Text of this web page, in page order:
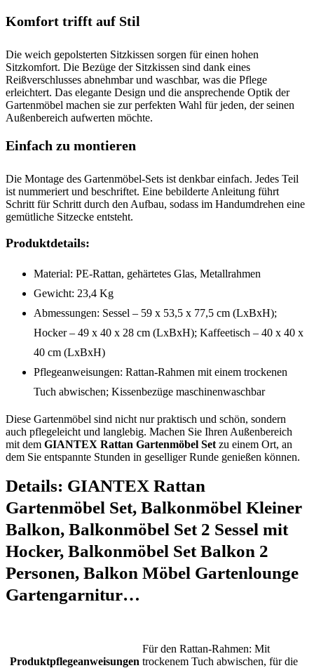
Komfort trifft auf Stil
Die weich gepolsterten Sitzkissen sorgen für einen hohen
Sitzkomfort. Die Bezüge der Sitzkissen sind dank eines
Reißverschlusses abnehmbar und waschbar, was die Pflege
erleichtert. Das elegante Design und die ansprechende Optik der
Gartenmöbel machen sie zur perfekten Wahl für jeden, der seinen
Außenbereich aufwerten möchte.
Einfach zu montieren
Die Montage des Gartenmöbel-Sets ist denkbar einfach. Jedes Teil
ist nummeriert und beschriftet. Eine bebilderte Anleitung führt
Schritt für Schritt durch den Aufbau, sodass im Handumdrehen eine
gemütliche Sitzecke entsteht.
Produktdetails:
Material: PE-Rattan, gehärtetes Glas, Metallrahmen
Gewicht: 23,4 Kg
Abmessungen: Sessel – 59 x 53,5 x 77,5 cm (LxBxH);
Hocker – 49 x 40 x 28 cm (LxBxH); Kaffeetisch – 40 x 40 x
40 cm (LxBxH)
Pflegeanweisungen: Rattan-Rahmen mit einem trockenen
Tuch abwischen; Kissenbezüge maschinenwaschbar
Diese Gartenmöbel sind nicht nur praktisch und schön, sondern
auch pflegeleicht und langlebig. Machen Sie Ihren Außenbereich
mit dem GIANTEX Rattan Gartenmöbel Set zu einem Ort, an
dem Sie entspannte Stunden in geselliger Runde genießen können.
Details: GIANTEX Rattan
Gartenmöbel Set, Balkonmöbel Kleiner
Balkon, Balkonmöbel Set 2 Sessel mit
Hocker, Balkonmöbel Set Balkon 2
Personen, Balkon Möbel Gartenlounge
Gartengarnitur…
Produktpflegeanweisungen
‎Für den Rattan-Rahmen: Mit
trockenem Tuch abwischen, für die